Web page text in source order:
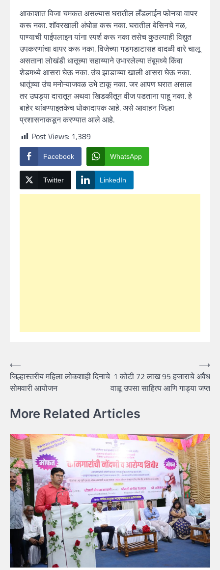
आकाशात विजा चमकत असल्यास घरातील लँडलाईन फोनचा वापर
करू नका. शॉवरखाली अंघोळ करू नका. घरातील बेसिनचे नळ,
पाण्याची पाईपलाइन यांना स्पर्श करू नका तसेच कुठल्याही विद्युत
उपकरणांचा वापर करू नका. विजेच्या गडगडाटासह वादळी वारे चालू
असताना लोखंडी धातूच्या सहाय्याने उभारलेल्या तंबूमध्ये किंवा
शेडमध्ये आसरा घेऊ नका. उंच झाडाच्या खाली आसरा घेऊ नका.
धातूंच्या उंच मनोऱ्याजवळ उभे टाकू नका. जर आपण घरात असाल
तर उघड्या दारातून अथवा खिडकीतून वीज पडताना पाहू नका. हे
बाहेर थांबण्याइतकेच धोकादायक आहे. असे आवाहन जिल्हा
प्रशासनाकडून करण्यात आले आहे.
Post Views: 1,389
Facebook WhatsApp
Twitter LinkedIn
Post
navigation
⟵
जिल्हास्तरीय महिला लोकशाही दिनाचे
सोमवारी आयोजन
1 कोटी 72 लाख 95 हजाराचे अवैध
वाळू उपसा साहित्य आणि गाड्या जप्त
⟶
More Related Articles